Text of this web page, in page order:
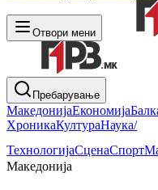
Отвори мени
Пребарување
МакедонијаЕкономија
ХроникаКултураНаука/
ТехнологијаСценаСпорт
Македонија